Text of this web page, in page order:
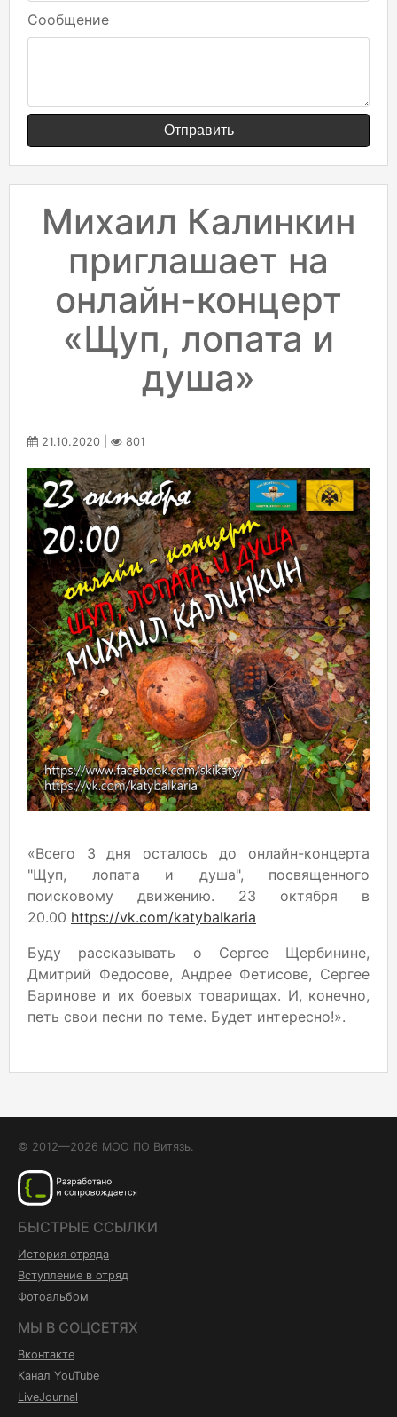
Сообщение
Отправить
Михаил Калинкин
приглашает на
онлайн-концерт
«Щуп, лопата и
душа»
21.10.2020 | 801
«Всего 3 дня осталось до онлайн-концерта
"Щуп, лопата и душа", посвященного
поисковому движению. 23 октября в
20.00 https://vk.com/katybalkaria
Буду рассказывать о Сергее Щербинине,
Дмитрий Федосове, Андрее Фетисове, Сергее
Баринове и их боевых товарищах. И, конечно,
петь свои песни по теме. Будет интересно!».
© 2012—2026 МОО ПО Витязь.
БЫСТРЫЕ ССЫЛКИ
История отряда
Вступление в отряд
Фотоальбом
МЫ В СОЦСЕТЯХ
Вконтакте
Канал YouTube
LiveJournal